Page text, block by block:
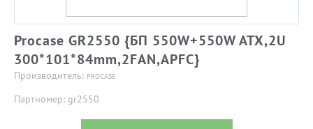
Procase GR2550 {БП 550W+550W ATX,2U
300*101*84mm,2FAN,APFC}
Производитель: PROCASE
Партномер: gr2550